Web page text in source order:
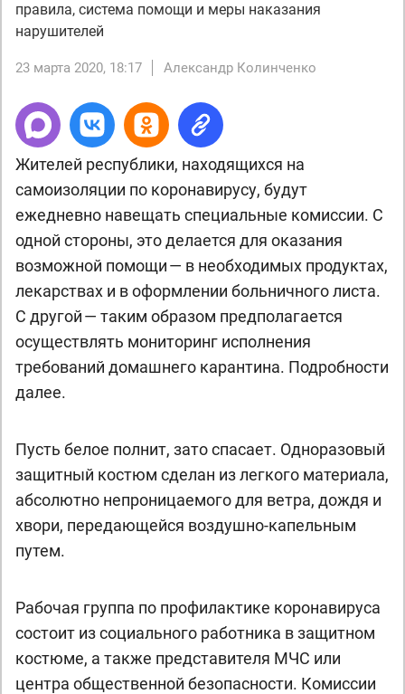
правила, система помощи и меры наказания
нарушителей
23 марта 2020, 18:17 Александр Колинченко
Жителей республики, находящихся на
самоизоляции по коронавирусу, будут
ежедневно навещать специальные комиссии. С
одной стороны, это делается для оказания
возможной помощи — в необходимых продуктах,
лекарствах и в оформлении больничного листа.
С другой — таким образом предполагается
осуществлять мониторинг исполнения
требований домашнего карантина. Подробности
далее.
Пусть белое полнит, зато спасает. Одноразовый
защитный костюм сделан из легкого материала,
абсолютно непроницаемого для ветра, дождя и
хвори, передающейся воздушно-капельным
путем.
Рабочая группа по профилактике коронавируса
состоит из социального работника в защитном
костюме, а также представителя МЧС или
центра общественной безопасности. Комиссии